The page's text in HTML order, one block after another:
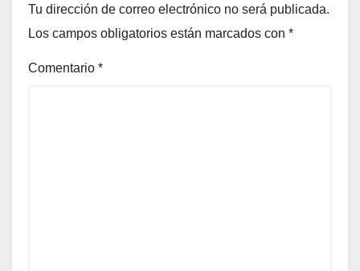
Tu dirección de correo electrónico no será publicada.
Los campos obligatorios están marcados con *
Comentario *